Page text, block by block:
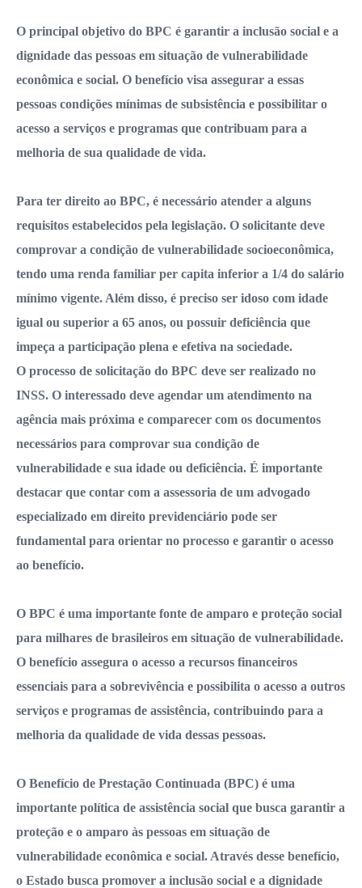
O principal objetivo do BPC é garantir a inclusão social e a
dignidade das pessoas em situação de vulnerabilidade
econômica e social. O benefício visa assegurar a essas
pessoas condições mínimas de subsistência e possibilitar o
acesso a serviços e programas que contribuam para a
melhoria de sua qualidade de vida.
Para ter direito ao BPC, é necessário atender a alguns
requisitos estabelecidos pela legislação. O solicitante deve
comprovar a condição de vulnerabilidade socioeconômica,
tendo uma renda familiar per capita inferior a 1/4 do salário
mínimo vigente. Além disso, é preciso ser idoso com idade
igual ou superior a 65 anos, ou possuir deficiência que
impeça a participação plena e efetiva na sociedade.
O processo de solicitação do BPC deve ser realizado no
INSS. O interessado deve agendar um atendimento na
agência mais próxima e comparecer com os documentos
necessários para comprovar sua condição de
vulnerabilidade e sua idade ou deficiência. É importante
destacar que contar com a assessoria de um advogado
especializado em direito previdenciário pode ser
fundamental para orientar no processo e garantir o acesso
ao benefício.
O BPC é uma importante fonte de amparo e proteção social
para milhares de brasileiros em situação de vulnerabilidade.
O benefício assegura o acesso a recursos financeiros
essenciais para a sobrevivência e possibilita o acesso a outros
serviços e programas de assistência, contribuindo para a
melhoria da qualidade de vida dessas pessoas.
O Benefício de Prestação Continuada (BPC) é uma
importante política de assistência social que busca garantir a
proteção e o amparo às pessoas em situação de
vulnerabilidade econômica e social. Através desse benefício,
o Estado busca promover a inclusão social e a dignidade